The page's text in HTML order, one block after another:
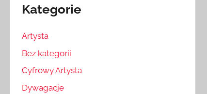
Kategorie
Artysta
Bez kategorii
Cyfrowy Artysta
Dywagacje